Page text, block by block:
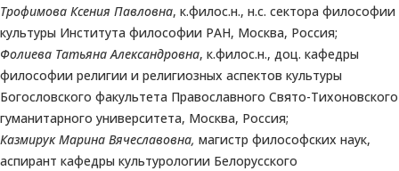
Трофимова Ксения Павловна, к.филос.н., н.с. сектора философии
культуры Института философии РАН, Москва, Россия;
Фолиева Татьяна Александровна, к.филос.н., доц. кафедры
философии религии и религиозных аспектов культуры
Богословского факультета Православного Свято-Тихоновского
гуманитарного университета, Москва, Россия;
Казмирук Марина Вячеславовна, магистр философских наук,
аспирант кафедры культурологии Белорусского